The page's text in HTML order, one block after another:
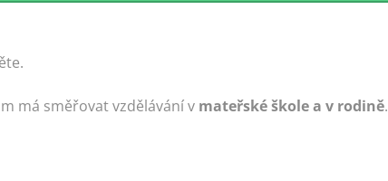
má směřovat vzdělávání v mateřské škole a v rodině.